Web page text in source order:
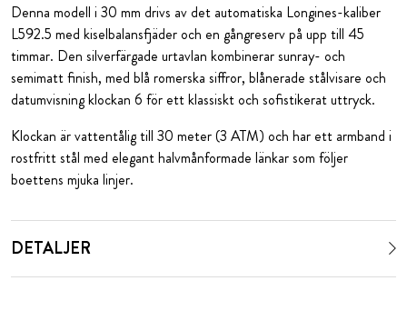
Denna modell i 30 mm drivs av det automatiska Longines-kaliber
L592.5 med kiselbalansfjäder och en gångreserv på upp till 45
timmar. Den silverfärgade urtavlan kombinerar sunray- och
semimatt finish, med blå romerska siffror, blånerade stålvisare och
datumvisning klockan 6 för ett klassiskt och sofistikerat uttryck.
Klockan är vattentålig till 30 meter (3 ATM) och har ett armband i
rostfritt stål med elegant halvmånformade länkar som följer
boettens mjuka linjer.
DETALJER